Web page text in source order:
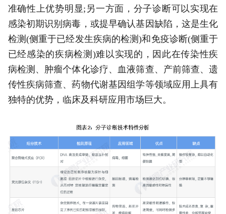
准确性上优势明显;另一方面，分子诊断可以实现在
感染初期识别病毒，或提早确认基因缺陷，这是生化
检测(侧重于已经发生疾病的检测)和免疫诊断(侧重于
已经感染的疾病检测)难以实现的，因此在传染性疾
病检测、肿瘤个体化诊疗、血液筛查、产前筛查、遗
传性疾病筛查、药物代谢基因组学等领域应用上具有
独特的优势，临床及科研应用市场巨大。